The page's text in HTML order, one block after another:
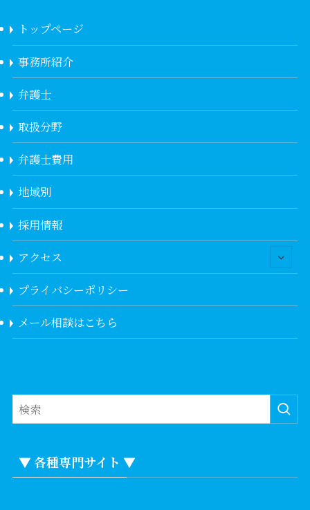
トップページ
事務所紹介
弁護士
取扱分野
弁護士費用
地域別
採用情報
アクセス
プライバシーポリシー
メール相談はこちら
▼ 各種専門サイト ▼